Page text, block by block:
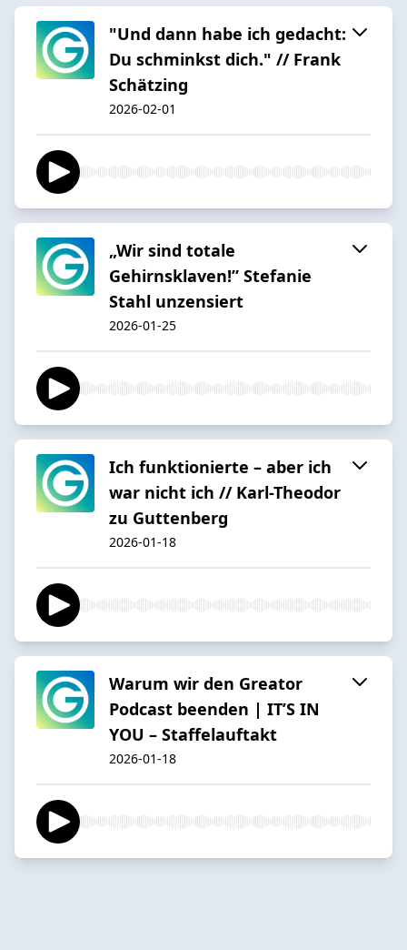
"Und dann habe ich gedacht:
Du schminkst dich." // Frank
Schätzing
2026-02-01
„Wir sind totale
Gehirnsklaven!” Stefanie
Stahl unzensiert
2026-01-25
Ich funktionierte – aber ich
war nicht ich // Karl-Theodor
zu Guttenberg
2026-01-18
Warum wir den Greator
Podcast beenden | IT’S IN
YOU – Staffelauftakt
2026-01-18